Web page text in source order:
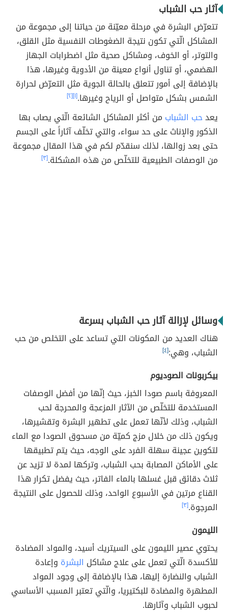
آثار حب الشباب
تتعرّض البشرة في مرحلة معيّنة من حياتنا إلى مجموعة من
المشاكل الّتي تكون نتيجة الضغوطات النفسية مثل القلق،
والتوتر، أو الخوف، ومشاكل صحية مثل اضطرابات الجهاز
الهضمي، أو تناول أنواع معينة من الأدوية وغيرها، هذا
بالإضافة إلى أمور تتعلق بالحالة الجوية مثل التعرّض لحرارة
الشمس بشكل متواصل أو الرياح وغيرها.[١] [٢]
يعدحب الشباب من أكثر المشاكل الشائعة الّتي يصاب بها
الذكور والإناث على حد سواء، والتي تخلّف آثاراً على الجسم
حتى بعد زوالها، لذلك سنقدّم لكم في هذا المقال مجموعة
من الوصفات الطبيعية للتخلّص من هذه المشكلة.[٣]
وسائل لإزالة آثار حب الشباب بسرعة
هناك العديد من المكونات التي تساعد على التخلص من حب
الشباب، وهي:[٤]
بيكربونات الصوديوم
المعروفة باسم صودا الخبز، حيث إنّها من أفضل الوصفات
المستخدمة للتخلّص من الآثار المزعجة والمحرجة لحب
الشباب، وذلك لأنّها تعمل على تطهير البشرة وتقشيرها،
ويكون ذلك من خلال مزج كميّة من مسحوق الصودا مع الماء
لتكوين عجينة سهلة الفرد على الوجه، حيث يتم تطبيقها
على الأماكن المصابة بحب الشباب، وتركها لمدة لا تزيد عن
ثلاث دقائق قبل غسلها بالماء الفاتر، حيث يفضل تكرار هذا
القناع مرتين في الأسبوع الواحد، وذلك للحصول على النتيجة
المرجوة.[٣]
الليمون
يحتوي عصير الليمون على السيتريك أسيد، والمواد المضادة
للأكسدة الّتي تعمل على علاج مشاكل البشرة وإعادة
الشباب والنضارة إليها، هذا بالإضافة إلى وجود المواد
المطهرة والمضادة للبكتيريا، والّتي تعتبر المسبب الأساسي
لحبوب الشباب وآثارها.